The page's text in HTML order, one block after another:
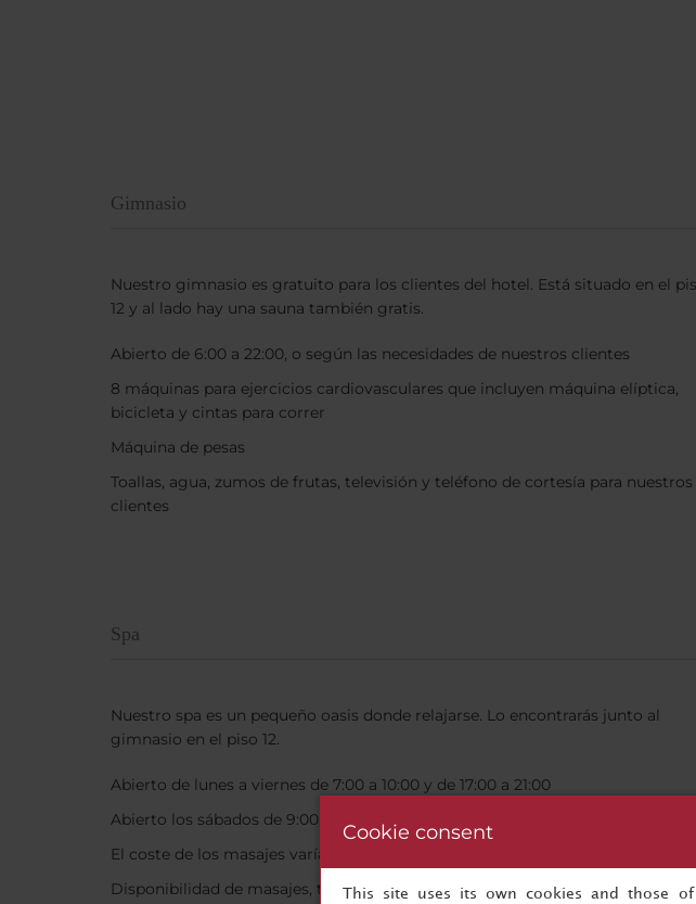
Gimnasio
Nuestro gimnasio es gratuito para los clientes del hotel. Está situado en el
12 y al lado hay una sauna también gratis.
Abierto de 6:00 a 22:00, o según las necesidades de nuestros clientes
8 máquinas para ejercicios cardiovasculares que incluyen máquina elíptica,
bicicleta y cintas para correr
Máquina de pesas
Toallas, agua, zumos de frutas, televisión y teléfono de cortesía para nuestros
clientes
Spa
Nuestro spa es un pequeño oasis donde relajarse. Lo encontrarás junto al
gimnasio en el piso 12.
Abierto de lunes a viernes de 7:00 a 10:00 y de 17:00 a 21:00
Abierto los sábados de 9:00 a 15:00
El coste de los masajes varía desde 68 USD
Disponibilidad de masajes, tratamientos faciales y envolturas corporales
Cookie consent
This site uses its own cookies and those